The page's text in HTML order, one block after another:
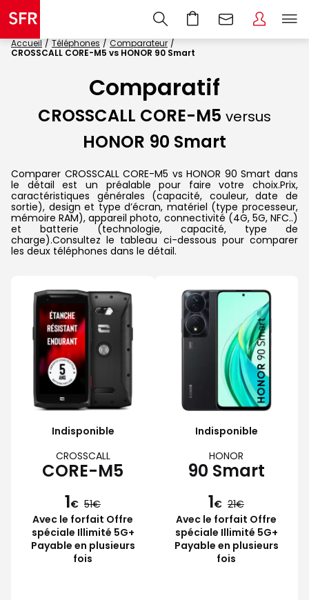
Accueil Téléphones
Comparateur
CROSSCALL CORE-M5 vs HONOR 90 Smart
Comparatif
CROSSCALL CORE-M5 versus
HONOR 90 Smart
Comparer CROSSCALL CORE-M5 vs HONOR 90 Smart dans
le détail est un préalable pour faire votre choix.Prix,
caractéristiques générales (capacité, couleur, date de
sortie), design et type d’écran, matériel (type processeur,
mémoire RAM), appareil photo, connectivité (4G, 5G, NFC..)
et batterie (technologie, capacité, type de
charge).Consultez le tableau ci-dessous pour comparer
les deux téléphones dans le détail.
Indisponible
CROSSCALL
CORE-M5
1€ 51
Avec le forfait Offre
spéciale Illimité 5G+
Payable en plusieurs
fois
Indisponible
HONOR
90 Smart
1€ 21
Avec le forfait Offre
spéciale Illimité 5G+
Payable en plusieurs
fois